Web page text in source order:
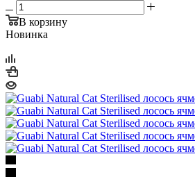
В корзину
Новинка